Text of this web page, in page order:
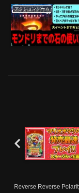
アクションゲーム
Reverse Reverse